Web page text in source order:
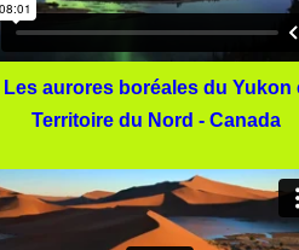
Les aurores boréales du Yukon
Territoire du Nord - Canada